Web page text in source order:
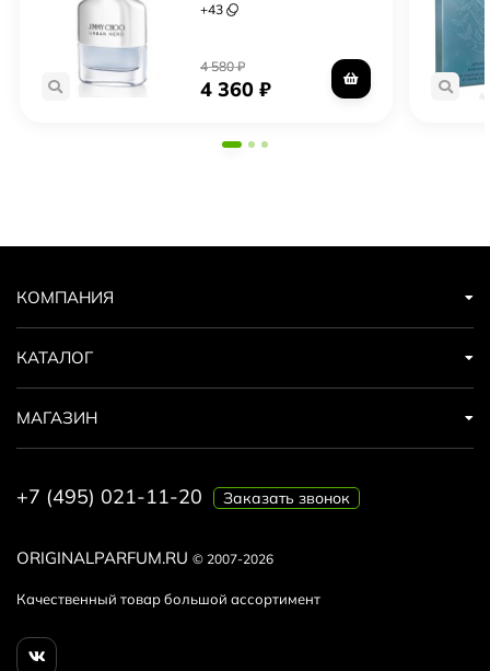
+43
4 580₽
4 360 ₽
ORIGINALPARFUM.RU © 2007-2026
Качественный товар большой ассортимент
КОМПАНИЯ
КАТАЛОГ
МАГАЗИН
+7 (495) 021-11-20 Заказать звонок